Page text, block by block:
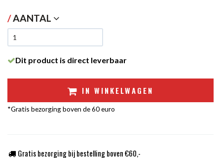
/AANTAL
Dit product is direct leverbaar
IN WINKELWAGEN
*Gratis bezorging boven de 60 euro
Gratis bezorging bij bestelling boven €60,-